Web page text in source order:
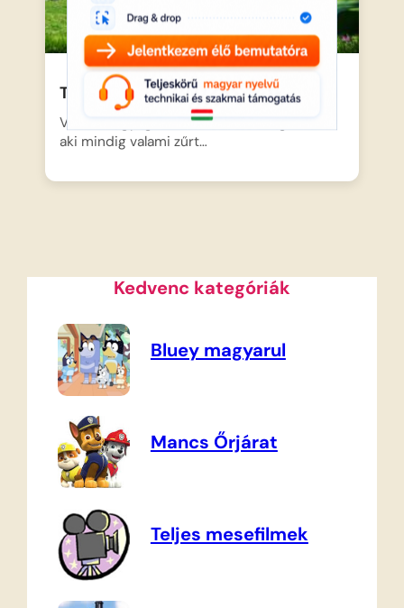
Tündéri bajkeverő teljes mese
Violetta egy igazi szeleburdi kis fogtündér,
aki mindig valami zűrt…
Kedvenc kategóriák
Bluey magyarul
Mancs Őrjárat
Teljes mesefilmek